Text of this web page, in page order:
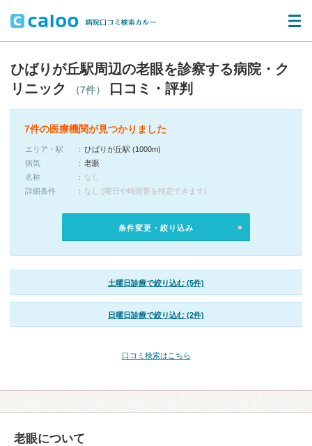
ひばりが丘駅周辺の老眼を診察する病院・ク
リニック
（7件） 口コミ・評判
7件の医療機関が見つかりました
エリア・駅
ひばりが丘駅 (1000m)
病気
老眼
名称
なし
詳細条件
なし (曜日や時間帯を指定できます)
条件変更・絞り込み
土曜日診療で絞り込む (5件)
日曜日診療で絞り込む (2件)
口コミ検索はこちら
老眼について